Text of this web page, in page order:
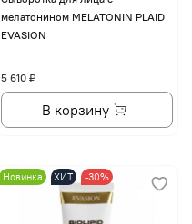
мелатонином MELATONIN PLAID
EVASION
5 610 ₽
В корзину
Новинка ХИТ -30%